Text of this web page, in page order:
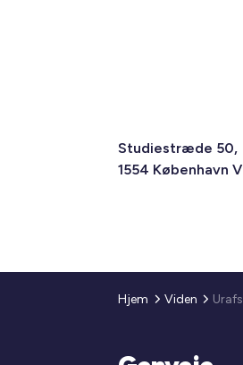
Studiestræde 50,
1554 København V
Hjem Viden